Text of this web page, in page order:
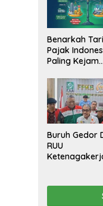
Benarkah
Pajak
Paling Kejam
Lain?
Buruh Gedor
RUU
Setahun dan
Pulihkan Upah